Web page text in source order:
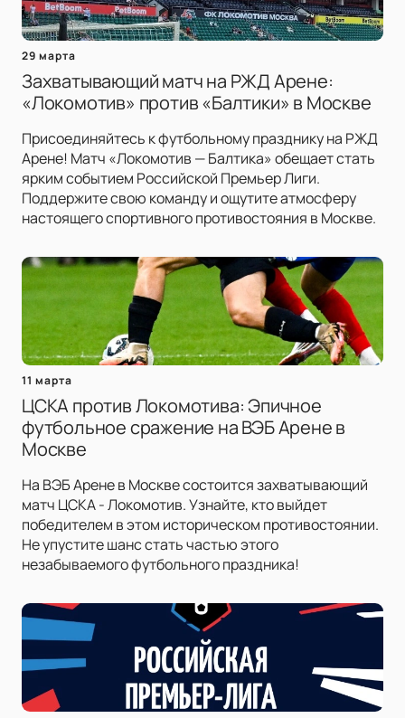
29 марта
Захватывающий матч на РЖД Арене:
«Локомотив» против «Балтики» в Москве
Присоединяйтесь к футбольному празднику на РЖД
Арене! Матч «Локомотив — Балтика» обещает стать
ярким событием Российской Премьер Лиги.
Поддержите свою команду и ощутите атмосферу
настоящего спортивного противостояния в Москве.
11 марта
ЦСКА против Локомотива: Эпичное
футбольное сражение на ВЭБ Арене в
Москве
На ВЭБ Арене в Москве состоится захватывающий
матч ЦСКА - Локомотив. Узнайте, кто выйдет
победителем в этом историческом противостоянии.
Не упустите шанс стать частью этого
незабываемого футбольного праздника!